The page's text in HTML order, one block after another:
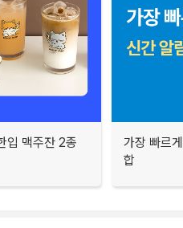
입 맥주잔 2종
가장 빠르
합